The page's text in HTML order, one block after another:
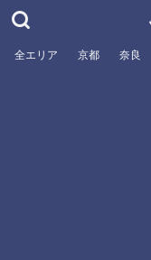
全エリア 京都 奈良